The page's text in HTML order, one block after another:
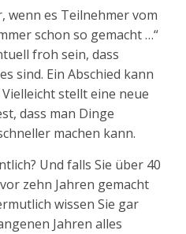
wenn es Teilnehmer vom
schon so gemacht …“
froh sein, dass
sind. Ein Abschied kann
stellt eine neue
dass man Dinge
machen kann.
Und falls Sie über 40
zehn Jahren gemacht
wissen Sie gar
Jahren alles